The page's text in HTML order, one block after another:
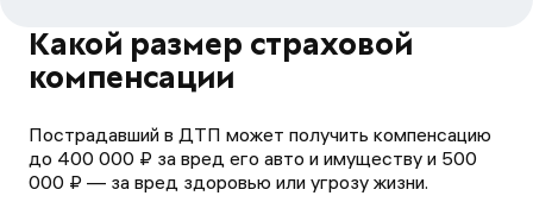
Какой размер страховой
компенсации
Пострадавший в ДТП может получить компенсацию
до 400 000 ₽ за вред его авто и имуществу и 500
000 ₽ — за вред здоровью или угрозу жизни.